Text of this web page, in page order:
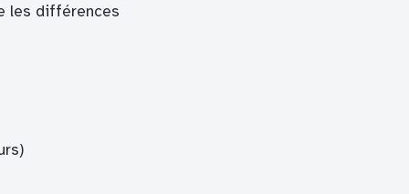
les différences